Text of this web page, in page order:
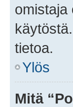
omistaja
tietoa.
Ylös
Mitä